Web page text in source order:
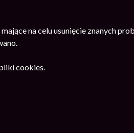
na celu usunięcie znanych
cookies.